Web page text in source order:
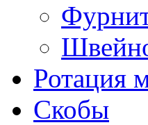
Ротация
Скобы